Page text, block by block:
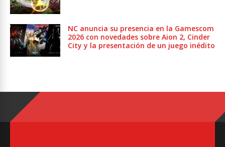
NC anuncia su presencia en la Gamescom
2026 con novedades sobre Aion 2, Cinder
City y la presentación de un juego inédito